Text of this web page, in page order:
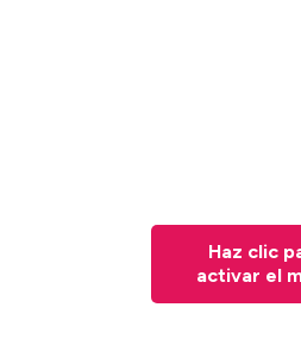
Haz clic
activar el